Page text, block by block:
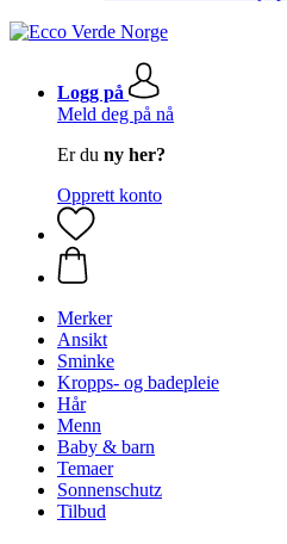
Logg på
Meld deg på nå
Er du ny her?
Opprett konto
Merker
Ansikt
Sminke
Kropps- og badepleie
Hår
Menn
Baby & barn
Temaer
Sonnenschutz
Tilbud